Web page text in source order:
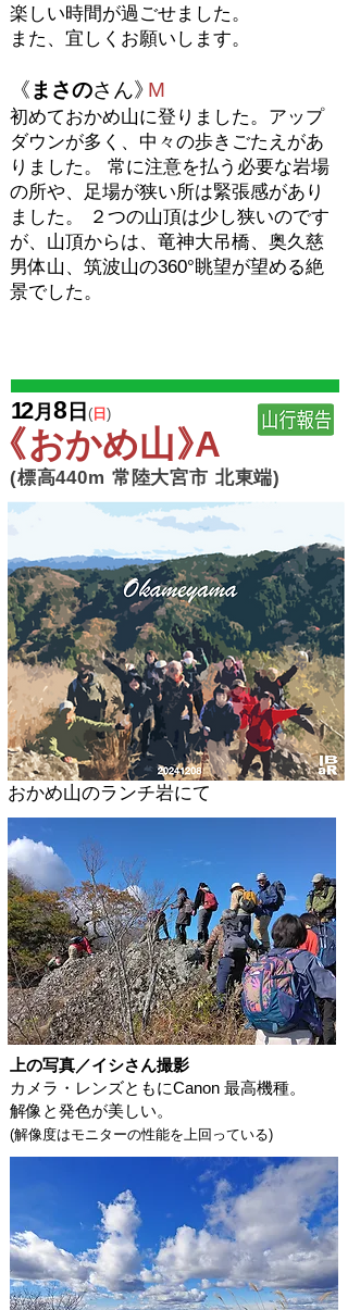
楽しい時間が過ごせました。
また、宜しくお願いします。
《まさのさん》 M
初めておかめ山に登りました。アップ
ダウンが多く、中々の歩きごたえがあ
りました。 常に注意を払う必要な岩場
の所や、足場が狭い所は緊張感があり
ました。 ２つの山頂は少し狭いのです
が、山頂からは、竜神大吊橋、奥久慈
男体山、筑波山の360°眺望が望める絶
景でした。
12月 8 日 (日 )
おかめ山》
高440m 常陸大宮市 北東端)
​おかめ山のランチ岩にて
上の写真／イシさん撮影
カメラ・レンズともにCanon 最高機種。
解像と発色が美しい。
​(解像度はモニターの性能を上回っている)